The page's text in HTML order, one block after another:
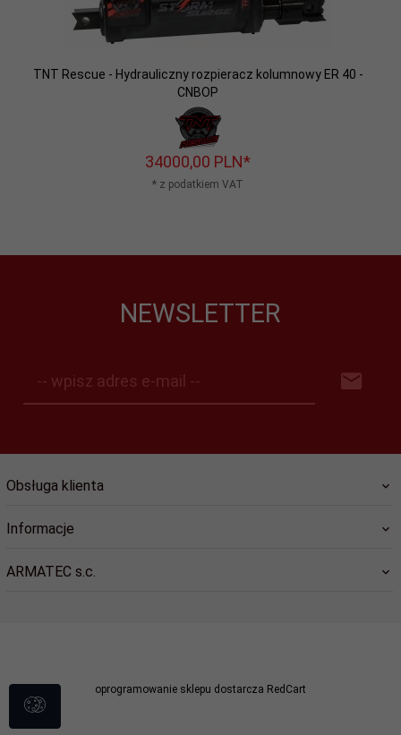
TNT Rescue - Hydrauliczny rozpieracz kolumnowy ER 40 -
CNBOP
34000,00 PLN*
* z podatkiem VAT
NEWSLETTER
-- wpisz adres e-mail --
Obsługa klienta
Informacje
ARMATEC s.c.
oprogramowanie sklepu dostarcza RedCart